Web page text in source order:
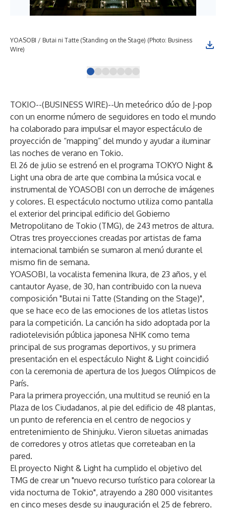
YOASOBI / Butai ni Tatte (Standing on the Stage) (Photo: Business
Wire)
TOKIO--(BUSINESS WIRE)--Un meteórico dúo de J-pop
con un enorme número de seguidores en todo el mundo
ha colaborado para impulsar el mayor espectáculo de
proyección de “mapping” del mundo y ayudar a iluminar
las noches de verano en Tokio.
El 26 de julio se estrenó en el programa TOKYO Night &
Light una obra de arte que combina la música vocal e
instrumental de YOASOBI con un derroche de imágenes
y colores. El espectáculo nocturno utiliza como pantalla
el exterior del principal edificio del Gobierno
Metropolitano de Tokio (TMG), de 243 metros de altura.
Otras tres proyecciones creadas por artistas de fama
internacional también se sumaron al menú durante el
mismo fin de semana.
YOASOBI, la vocalista femenina Ikura, de 23 años, y el
cantautor Ayase, de 30, han contribuido con la nueva
composición "Butai ni Tatte (Standing on the Stage)",
que se hace eco de las emociones de los atletas listos
para la competición. La canción ha sido adoptada por la
radiotelevisión pública japonesa NHK como tema
principal de sus programas deportivos, y su primera
presentación en el espectáculo Night & Light coincidió
con la ceremonia de apertura de los Juegos Olímpicos de
París.
Para la primera proyección, una multitud se reunió en la
Plaza de los Ciudadanos, al pie del edificio de 48 plantas,
un punto de referencia en el centro de negocios y
entretenimiento de Shinjuku. Vieron siluetas animadas
de corredores y otros atletas que correteaban en la
pared.
El proyecto Night & Light ha cumplido el objetivo del
TMG de crear un "nuevo recurso turístico para colorear la
vida nocturna de Tokio", atrayendo a 280 000 visitantes
en cinco meses desde su inauguración el 25 de febrero.